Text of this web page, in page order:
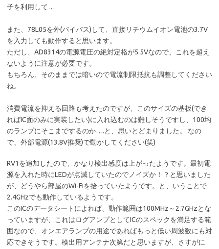
子を利用して…
また、78L05を外(バイパス)して、直接リチウムイオン電池の3.7V
を入力しても動作すると思います。
ただし、AD8314の電源電圧の絶対定格が5.5Vなので、これを超え
ないように注意が必要です。
もちろん、そのままでは暗いので電流制限抵抗も調整してください
ね。
消費電流を抑える回路も考えたのですが、このサイズの基板(でき
ればIC面のみに実装したい)に入れ込むのは難しそうですし、100均
のランプにそこまでするのか….と、思いとどまりました。 なの
で、外部電源(13.8V推奨)で動かしてください(笑)
RV1を追加したので、かなり検出感度は上がったようです。最初電
源を入れた時にLEDが点滅していたのでノイズか！？と思いました
が、どうやら部屋のWi-Fiを拾っていたようです。と、いうことで
2.4GHzでも動作しているようです。
このICのデータシートによれば、動作範囲は100MHz～2.7GHzとな
っていますが、これはログアンプとしてICのスペックを満足する範
囲なので、オンエアランプの用途であればもっと低い周波数にも対
応できそうです。検出用アンテナ次第だと思いますが、さすがに